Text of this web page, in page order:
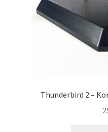
Thunderbird 2 –